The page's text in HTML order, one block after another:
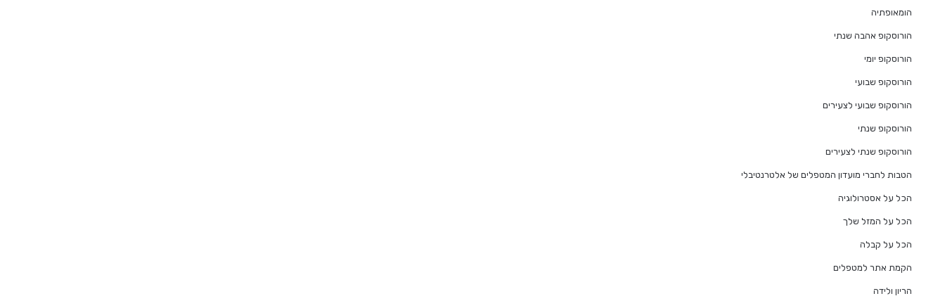
הומאופתיה
הורוסקופ אהבה שנתי
הורוסקופ יומי
הורוסקופ שבועי
הורוסקופ שבועי לצעירים
הורוסקופ שנתי
הורוסקופ שנתי לצעירים
הטבות לחברי מועדון המטפלים של אלטרנטיבלי
הכל על אסטרולוגיה
הכל על המזל שלך
הכל על קבלה
הקמת אתר למטפלים
הריון ולידה